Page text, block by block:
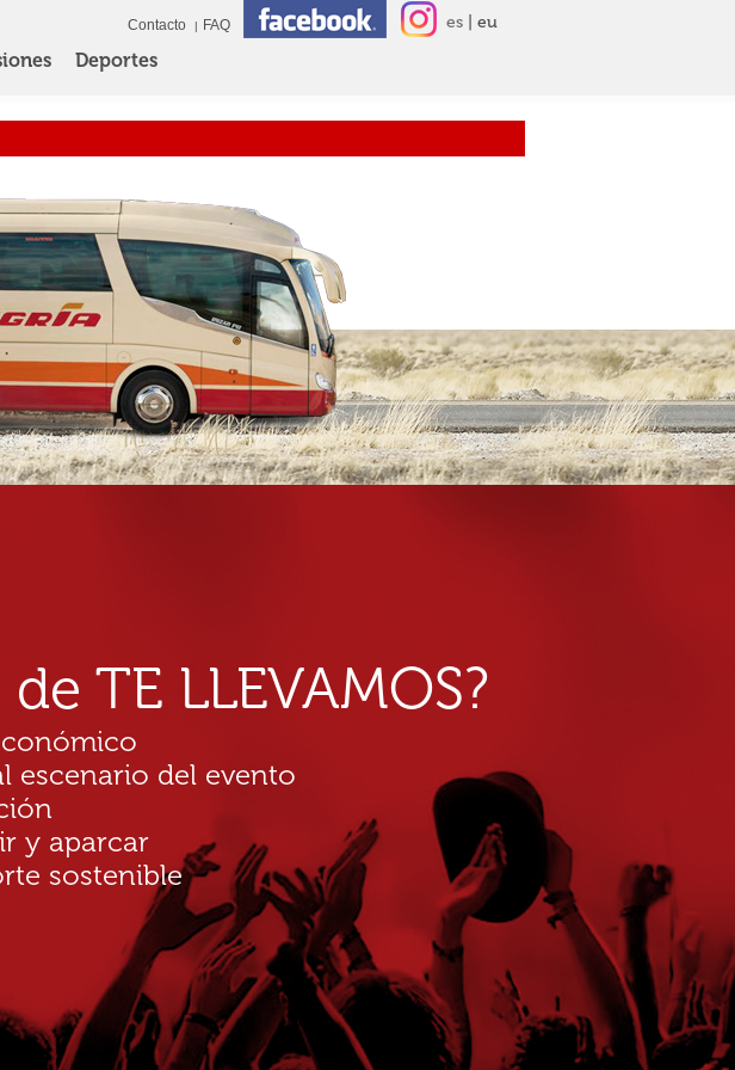
Deportes
Contacto FAQ es eu
TE LLEVAMOS?
escenario del evento
y aparcar
sostenible